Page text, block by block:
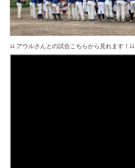
↓↓ アウルさんとの試合こちらから見れます！↓↓